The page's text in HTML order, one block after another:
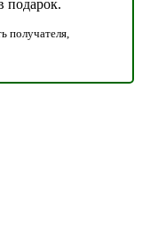
подарок.
получателя,